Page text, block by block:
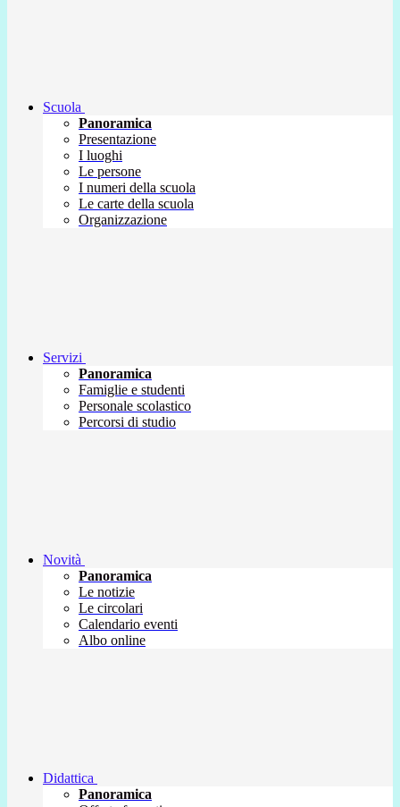
Scuola
Panoramica
Presentazione
I luoghi
Le persone
I numeri della scuola
Le carte della scuola
Organizzazione
Servizi
Panoramica
Famiglie e studenti
Personale scolastico
Percorsi di studio
Novità
Panoramica
Le notizie
Le circolari
Calendario eventi
Albo online
Didattica
Panoramica